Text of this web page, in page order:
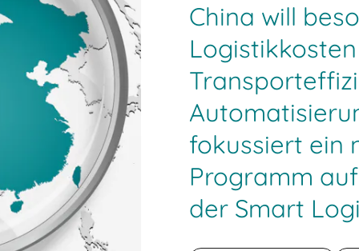
China will
fokussiert ein
Programm
der Smart